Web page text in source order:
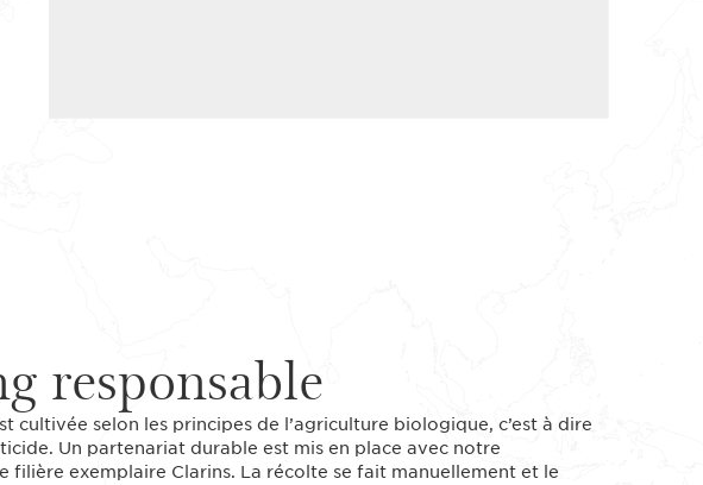
responsable
cultivée selon les principes de l’agriculture biologique, c’est à dire
Un partenariat durable est mis en place avec notre
filière exemplaire Clarins. La récolte se fait manuellement et le